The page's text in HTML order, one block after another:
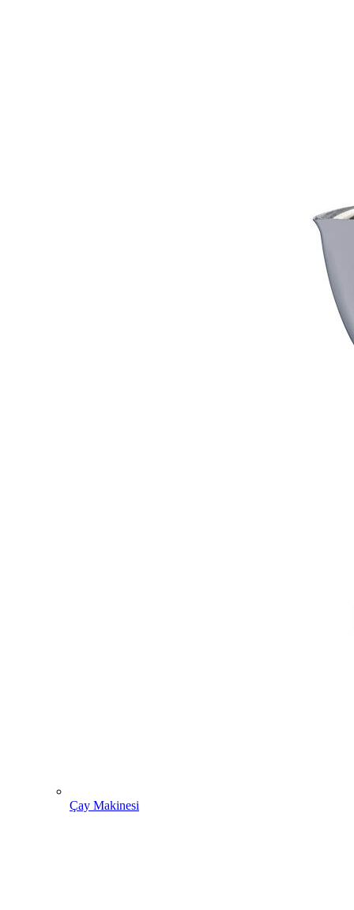
Çay Makinesi